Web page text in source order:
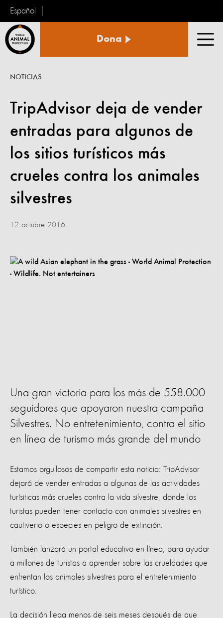
Español
Animal
Dona
TripAdvisor deja de vender
entradas para algunos de
los sitios turísticos más
crueles contra los animales
silvestres
NOTICIAS
12 octubre 2016
Una gran victoria para los más de 558.000
seguidores que apoyaron nuestra campaña
Silvestres. No entretenimiento, contra el sitio
en línea de turismo más grande del mundo
Estamos orgullosos de compartir esta noticia: TripAdvisor
dejará de vender entradas a algunas de las actividades
turísiticas más crueles contra la vida silvestre, donde los
turistas pueden tener contacto con animales silvestres en
cautiverio o especies en peligro de extinción.
También lanzará un portal educativo en línea, para ayudar
a millones de turistas a aprender sobre las crueldades que
enfrentan los animales silvestres para el entretenimiento
turístico.
La decisión llega menos de seis meses después de que